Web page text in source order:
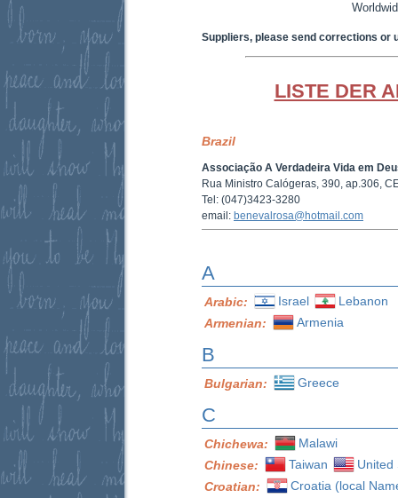
Suppliers, please send corrections or
LISTE DER
Brazil
Associação A Verdadeira Vida em
Rua Ministro Calógeras, 390, ap.306,
Tel: (047)3423-3280
email: benevalrosa@hotmail.com
A
Arabic: Israel
Lebanon
Armenian:
Armenia
B
Bulgarian: Greece
C
Chichewa:
Malawi
Chinese:
Taiwan
United
Croatian:
Croatia (local